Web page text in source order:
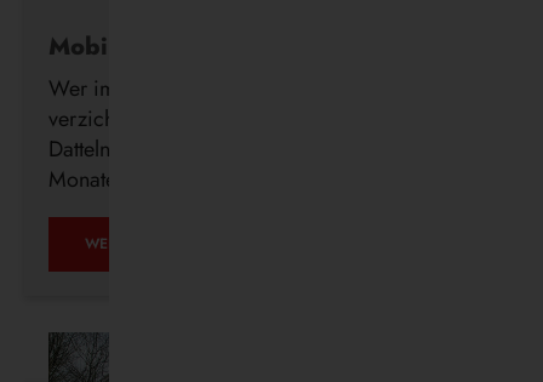
Mobil ohne Auto
Wer im Alter freiwillig auf seinen Führerschein
verzichtet, erhält ab sofort auch in Waltrop und
Datteln kostenlos ein DeutschlandTicket für drei
Monate.
WEITERLESEN …